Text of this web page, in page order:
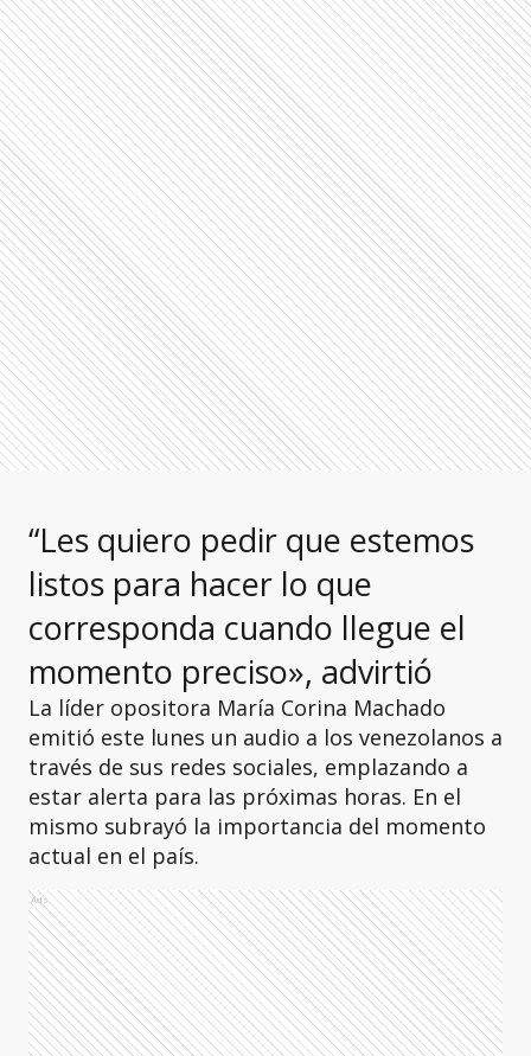
“Les quiero pedir que estemos
listos para hacer lo que
corresponda cuando llegue el
momento preciso», advirtió
La líder opositora María Corina Machado
emitió este lunes un audio a los venezolanos a
través de sus redes sociales, emplazando a
estar alerta para las próximas horas. En el
mismo subrayó la importancia del momento
actual en el país.
Ads